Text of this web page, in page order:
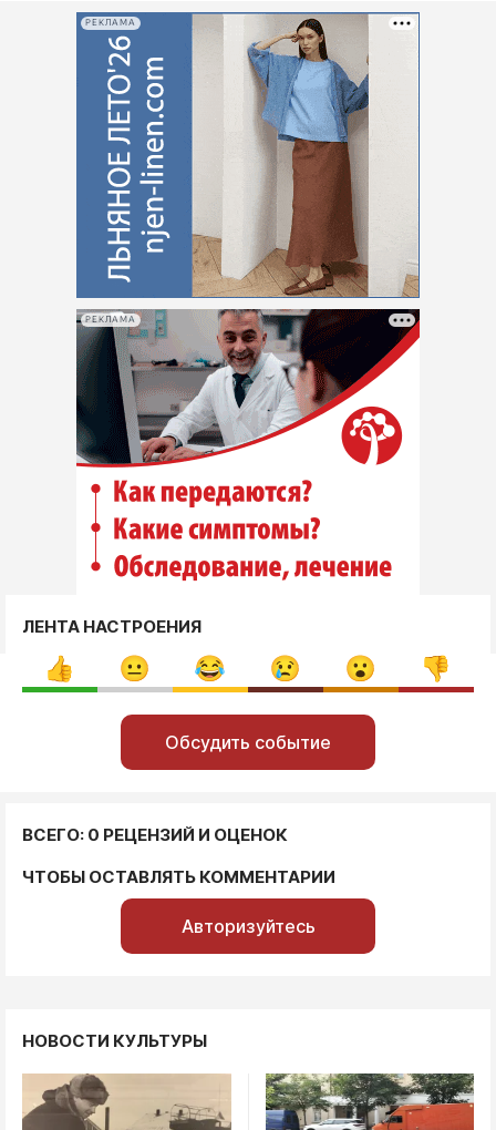
РЕКЛАМА
РЕКЛАМА
ЛЕНТА НАСТРОЕНИЯ
Обсудить событие
ВСЕГО: 0 РЕЦЕНЗИЙ И ОЦЕНОК
ЧТОБЫ ОСТАВЛЯТЬ КОММЕНТАРИИ
Авторизуйтесь
НОВОСТИ КУЛЬТУРЫ